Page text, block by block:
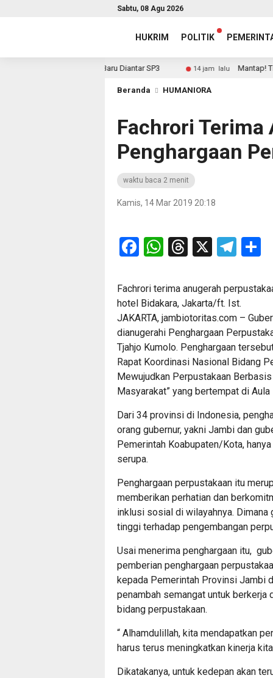
Sabtu, 08 Agu 2026
HUKRIM POLITIK
Sekda: Yang Baru Diantar SP3 14 jam lalu Mantap!
Beranda HUMANIORA
Fachrori Terima
Penghargaan
waktu baca 2 menit
Kamis, 14 Mar 2019 20:18
Facebook
WhatsApp
Threads
X
Fachrori terima anugerah
hotel Bidakara, Jakarta/ft. Ist.
JAKARTA, jambiotoritas.com –
dianugerahi Penghargaan
Tjahjo Kumolo. Penghargaan
Rapat Koordinasi Nasional Bidang
Mewujudkan Perpustakaan
Masyarakat” yang bertempat di
Dari 34 provinsi di Indonesia,
orang gubernur, yakni Jambi dan
Pemerintah Koabupaten/Kota,
serupa.
Penghargaan perpustakaan itu
memberikan perhatian dan
inklusi sosial di wilayahnya. Dimana
tinggi terhadap pengembangan
Usai menerima penghargaan itu,
pemberian penghargaan
kepada Pemerintah Provinsi Jambi
penambah semangat untuk berkerja
bidang perpustakaan.
“ Alhamdulillah, kita mendapatkan
harus terus meningkatkan kinerja
Dikatakanya, untuk kedepan akan